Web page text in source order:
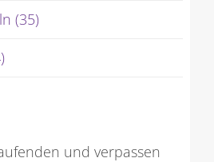
(35)
und verpassen